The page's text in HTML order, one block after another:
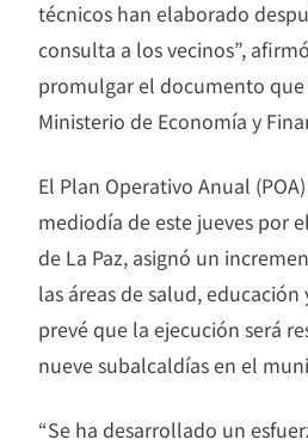
técnicos han elaborado
consulta a los vecinos”,
promulgar el documento
Ministerio de Economía y
El Plan Operativo Anual
mediodía de este jueves por
de La Paz, asignó un
las áreas de salud, educación
prevé que la ejecución será
nueve subalcaldías en el
“Se ha desarrollado un